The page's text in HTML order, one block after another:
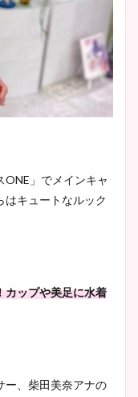
」でメインキャ
はキュートなルック
カップや美足に水着
ー、柴田美奈アナの